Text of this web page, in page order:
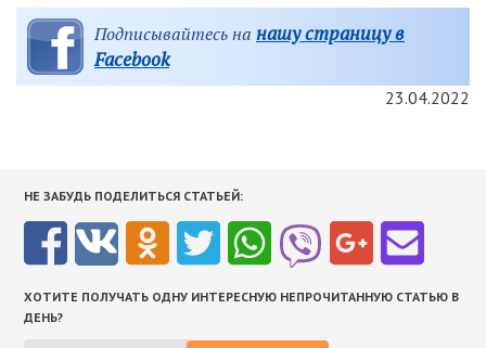
Подписывайтесь на нашу страницу в
Facebook
23.04.2022
НЕ ЗАБУДЬ ПОДЕЛИТЬСЯ СТАТЬЕЙ:
ХОТИТЕ ПОЛУЧАТЬ ОДНУ ИНТЕРЕСНУЮ НЕПРОЧИТАННУЮ СТАТЬЮ В
ДЕНЬ?